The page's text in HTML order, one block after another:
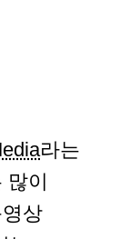
라는
많이
상